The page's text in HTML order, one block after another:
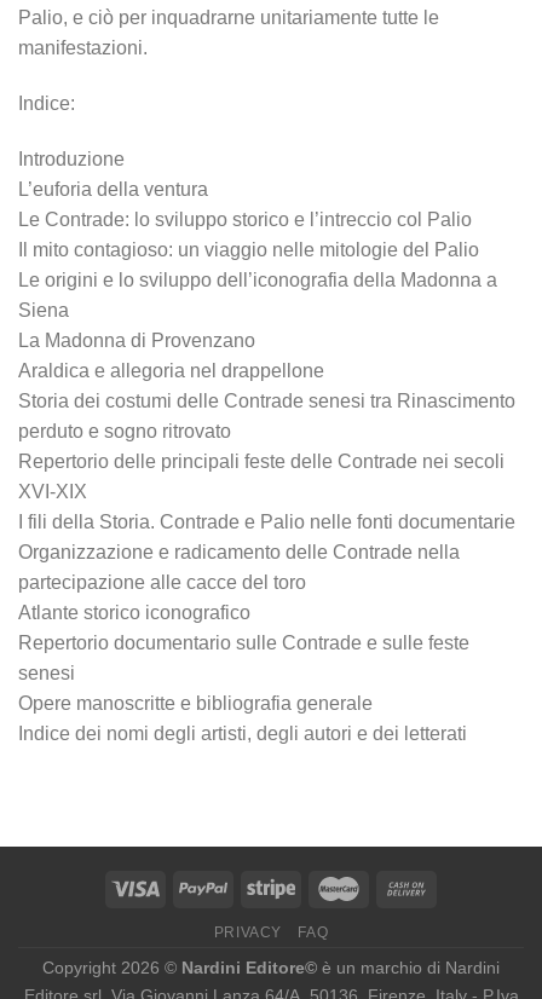
Palio, e ciò per inquadrarne unitariamente tutte le
manifestazioni.
Indice:
Introduzione
L’euforia della ventura
Le Contrade: lo sviluppo storico e l’intreccio col Palio
Il mito contagioso: un viaggio nelle mitologie del Palio
Le origini e lo sviluppo dell’iconografia della Madonna a
Siena
La Madonna di Provenzano
Araldica e allegoria nel drappellone
Storia dei costumi delle Contrade senesi tra Rinascimento
perduto e sogno ritrovato
Repertorio delle principali feste delle Contrade nei secoli
XVI-XIX
I fili della Storia. Contrade e Palio nelle fonti documentarie
Organizzazione e radicamento delle Contrade nella
partecipazione alle cacce del toro
Atlante storico iconografico
Repertorio documentario sulle Contrade e sulle feste
senesi
Opere manoscritte e bibliografia generale
Indice dei nomi degli artisti, degli autori e dei letterati
PRIVACY FAQ
Copyright 2026 © Nardini Editore© è un marchio di Nardini
Editore srl, Via Giovanni Lanza 64/A, 50136, Firenze, Italy - P.Iva